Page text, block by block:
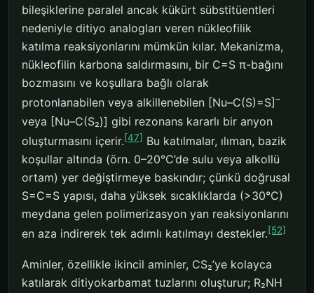
bileşiklerine paralel ancak kükürt sübstitüentleri
nedeniyle ditiyo analogları veren nükleofilik
katılma reaksiyonlarını mümkün kılar. Mekanizma,
nükleofilin karbona saldırmasını, bir C=S π-bağını
bozmasını ve koşullara bağlı olarak
protonlanabilen veya alkillenebilen [Nu–C(S)=S]–
veya [Nu–C(S₂)] gibi rezonans kararlı bir anyon
oluşturmasını içerir.[47] Bu katılmalar, ılıman, bazik
koşullar altında (örn. 0–20°C’de sulu veya alkollü
ortam) yer değiştirmeye baskındır; çünkü doğrusal
S=C=S yapısı, daha yüksek sıcaklıklarda (>30°C)
meydana gelen polimerizasyon yan reaksiyonlarını
en aza indirerek tek adımlı katılmayı destekler.[52]
Aminler, özellikle ikincil aminler, CS₂’ye kolayca
katılarak ditiyokarbamat tuzlarını oluşturur; R₂NH